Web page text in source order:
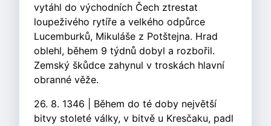
vytáhl do východních Čech ztrestat
loupeživého rytíře a velkého odpůrce
Lucemburků, Mikuláše z Potštejna. Hrad
oblehl, během 9 týdnů dobyl a rozbořil.
Zemský škůdce zahynul v troskách hlavní
obranné věže.
26. 8. 1346 | Během do té doby největší
bitvy stoleté války, v bitvě u Kresčaku, padl